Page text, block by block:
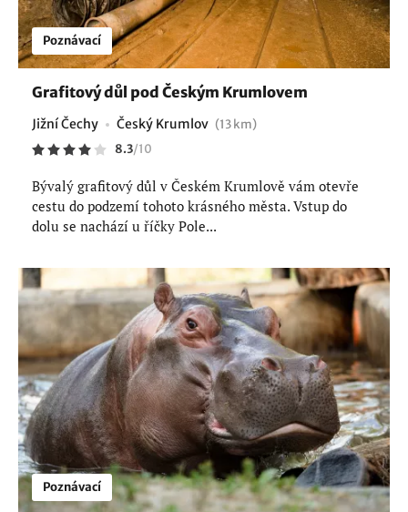
Poznávací
Grafitový důl pod Českým Krumlovem
Jižní Čechy Český Krumlov (13 km)
8.3/10
Bývalý grafitový důl v Českém Krumlově vám otevře
cestu do podzemí tohoto krásného města. Vstup do
dolu se nachází u říčky Pole...
Poznávací